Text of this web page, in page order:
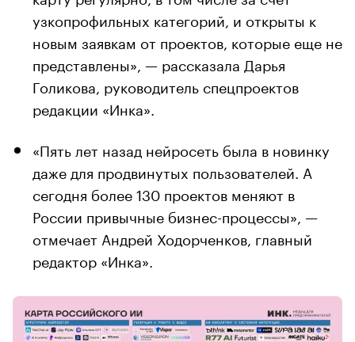
узкопрофильных категорий, и открыты к
новым заявкам от проектов, которые еще не
представлены», — рассказала Дарья
Голикова, руководитель спецпроектов
редакции «Инка».
«Пять лет назад нейросеть была в новинку
даже для продвинутых пользователей. А
сегодня более 130 проектов меняют в
России привычные бизнес-процессы», —
отмечает Андрей Ходорченков, главный
редактор «Инка».